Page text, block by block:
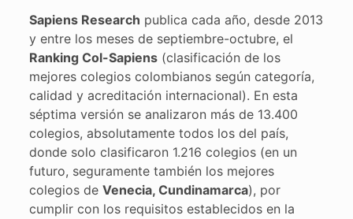
Sapiens Research publica cada año, desde 2013
y entre los meses de septiembre-octubre, el
Ranking Col-Sapiens(clasificación de los
mejores colegios colombianos según categoría,
calidad y acreditación internacional). En esta
séptima versión se analizaron más de 13.400
colegios, absolutamente todos los del país,
donde solo clasificaron 1.216 colegios (en un
futuro, seguramente también los mejores
colegios de Venecia, Cundinamarca), por
cumplir con los requisitos establecidos en la